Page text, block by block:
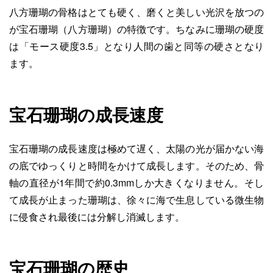
八方珊瑚の骨格はとても硬く、磨くと美しい光沢を放つの
が宝石珊瑚（八方珊瑚）の特徴です。ちなみに珊瑚の硬度
は「モース硬度3.5」となり人間の歯と同等の硬さとなり
ます。
宝石珊瑚の成長速度
宝石珊瑚の成長速度は極めて遅く、太陽の光が届かない海
の底でゆっくりと時間をかけて成長します。そのため、骨
軸の直径が1年間で約0.3mmしか大きくなりません。そし
て成長が止まった珊瑚は、徐々に海で生息している微生物
に侵食され最後には分解し消滅します。
宝石珊瑚の歴史